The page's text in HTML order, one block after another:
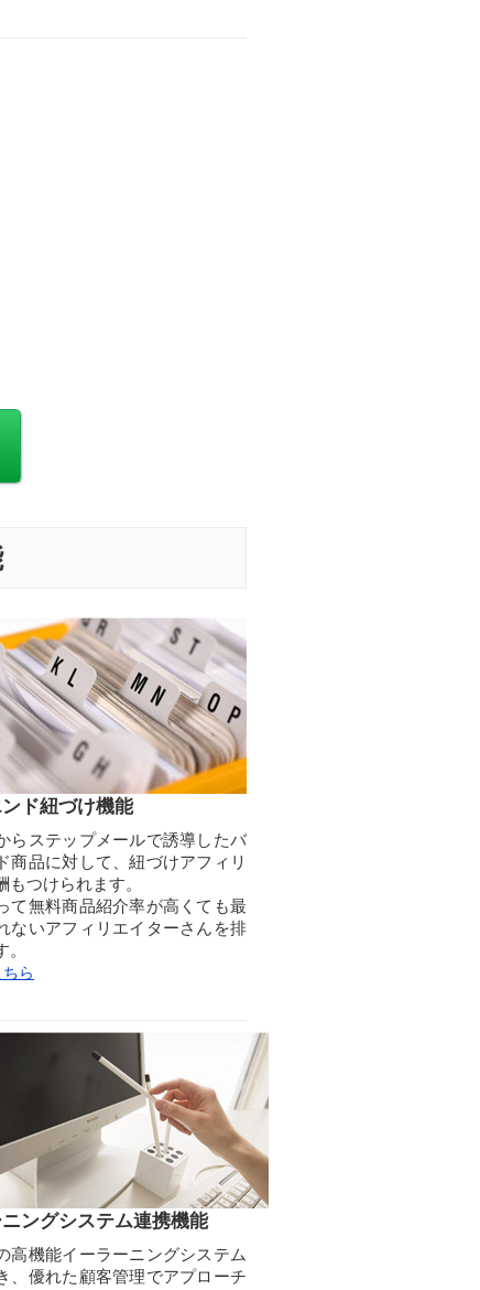
ド紐づけ機能
らステップメールで誘導したバ
商品に対して、紐づけアフィリ
もつけられます。
て無料商品紹介率が高くても最
ないアフィリエイターさんを排
ら
ングシステム連携機能
高機能イーラーニングシステム
、優れた顧客管理でアプローチ